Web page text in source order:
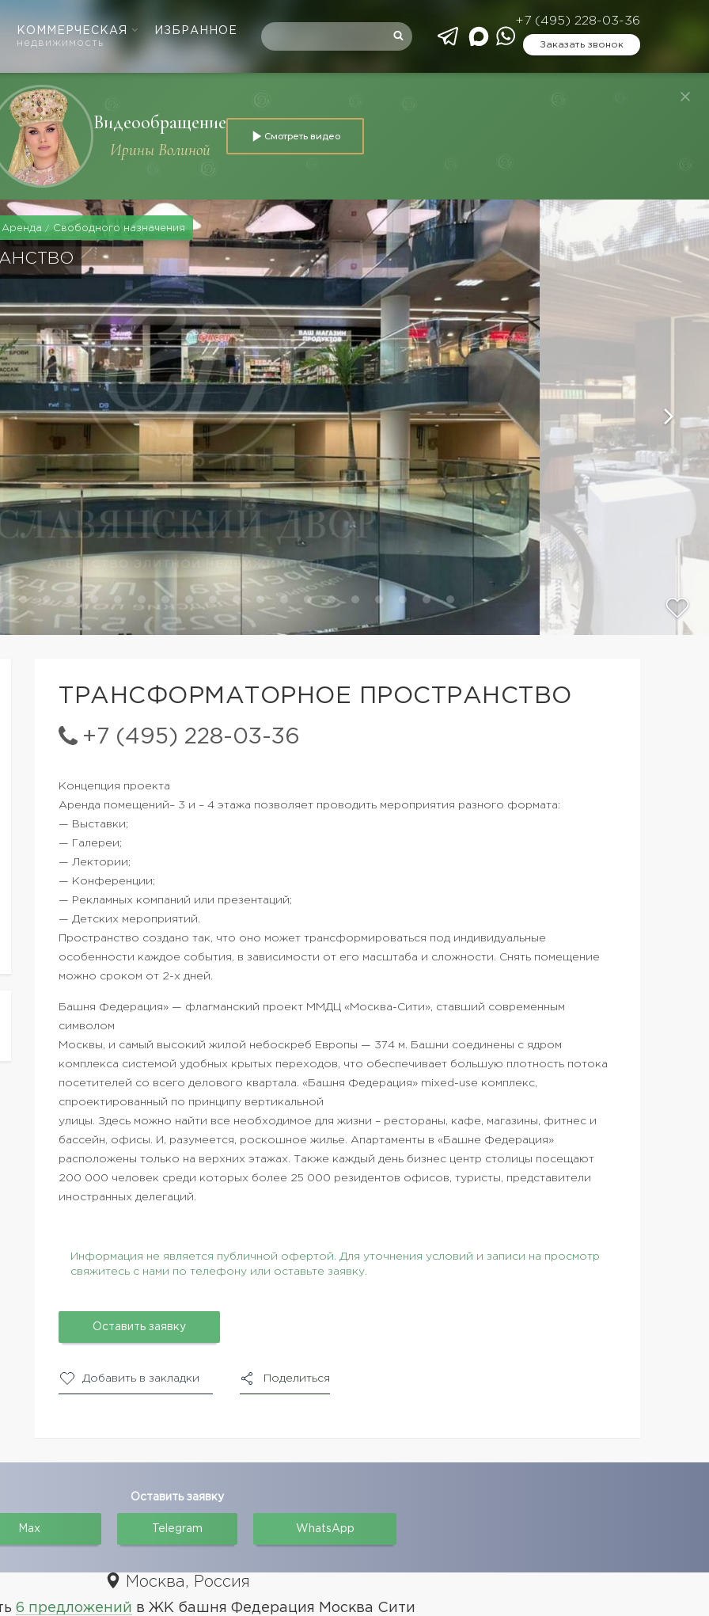
КОММЕРЧЕСКАЯ
недвижимость
ИЗБРАННОЕ
+7 (495) 228-03-36
Заказать звонок
Видеообращение
Ирины Волиной
Смотреть видео
Аренда Свободного назначения
ТРАНСФОРМАТОРНОЕ ПРОСТРАНСТВО
+7 (495) 228-03-36
Концепция проекта
Аренда помещений– 3 и – 4 этажа позволяет проводить мероприятия разного формата:
— Выставки;
— Галереи;
— Лектории;
— Конференции;
— Рекламных компаний или презентаций;
— Детских мероприятий.
Пространство создано так, что оно может трансформироваться под индивидуальные
особенности каждое события, в зависимости от его масштаба и сложности. Снять помещение
можно сроком от 2-х дней.
Башня Федерация» — флагманский проект ММДЦ «Москва-Сити», ставший современным
символом
Москвы, и самый высокий жилой небоскреб Европы — 374 м. Башни соединены с ядром
комплекса системой удобных крытых переходов, что обеспечивает большую плотность потока
посетителей со всего делового квартала. «Башня Федерация» mixed-use комплекс,
спроектированный по принципу вертикальной
улицы. Здесь можно найти все необходимое для жизни – рестораны, кафе, магазины, фитнес и
бассейн, офисы. И, разумеется, роскошное жилье. Апартаменты в «Башне Федерация»
расположены только на верхних этажах. Также каждый день бизнес центр столицы посещают
200 000 человек среди которых более 25 000 резидентов офисов, туристы, представители
иностранных делегаций.
Информация не является публичной офертой. Для уточнения условий и записи на просмотр
свяжитесь с нами по телефону или оставьте заявку.
Оставить заявку
Добавить в закладки Поделиться
Оставить заявку
Max Telegram WhatsApp
Москва, Россия
6 предложений в ЖК башня Федерация Москва Сити